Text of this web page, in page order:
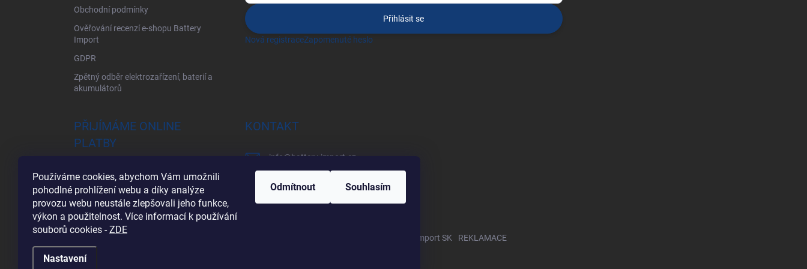
Používáme cookies, abychom Vám umožnili
pohodlné prohlížení webu a díky analýze
provozu webu neustále zlepšovali jeho funkce,
výkon a použitelnost. Více informací k používání
souborů cookies -ZDE
Nastavení
Odmítnout Souhlasím
Obchodní podmínky
Ověřování recenzí e-shopu Battery
Import
GDPR
Zpětný odběr elektrozařízení, baterií a
akumulátorů
Přihlásit se
Nová registraceZapomenuté heslo
PŘIJÍMÁME ONLINE
PLATBY
KONTAKT
info @battery-import.cz
+420 774 969 705
Battery Import SK REKLAMACE